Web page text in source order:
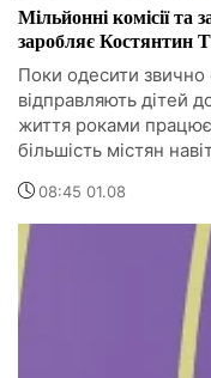
Мільйонні комісії та
заробляє Костянтин
Поки одесити звично
відправляють дітей
життя роками працює
більшість містян
08:45 01.08